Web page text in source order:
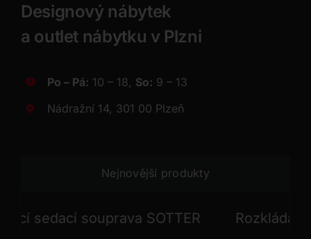
Designový nábytek
a outlet nábytku v Plzni
Po – Pá: 10 – 18, So: 9 – 13
Nádražní 14, 301 00 Plzeň
Nejnovější produkty
sedací souprava SOTTER Rozkládací